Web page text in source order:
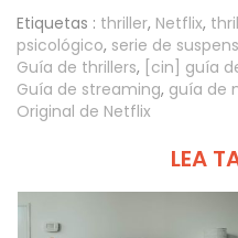
Etiquetas : thriller, Netflix,
psicológico, serie de
Guía de thrillers, [cin] guía
Guía de streaming, guía de
Original de Netflix
LEA